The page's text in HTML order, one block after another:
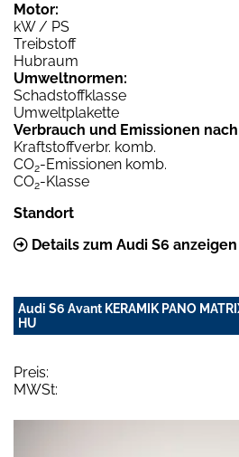
Motor:
kW / PS
Treibstoff
Hubraum
Umweltnormen:
Schadstoffklasse
Umweltplakette
Verbrauch und Emissionen nach
Kraftstoffverbr. komb.
CO2-Emissionen komb.
CO2-Klasse
Standort
Details zum Audi S6 anzeigen
Audi S6 Avant KERAMIK PANO
HU
Preis:
MWSt: